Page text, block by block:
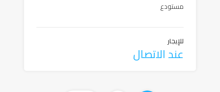
مستودع
للإيجار
عند الاتصال